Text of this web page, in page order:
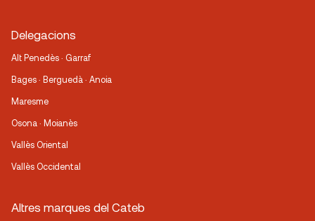
Delegacions
Alt Penedès · Garraf
Bages · Berguedà · Anoia
Maresme
Osona · Moianès
Vallès Oriental
Vallès Occidental
Altres marques del Cateb